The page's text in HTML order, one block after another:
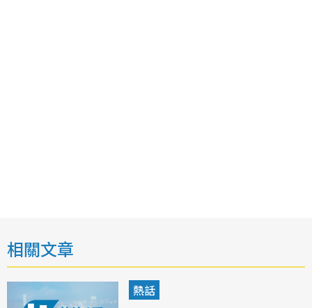
相關文章
熱話